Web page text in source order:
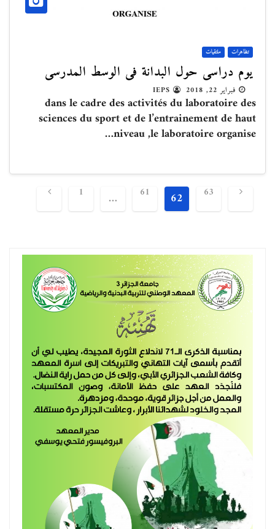
تظاهرات ملتقيات
يوم دراسي حول البدانة في الوسط المدرسي
فبراير 22, 2018
dans le cadre des activités du laboratoire des
sciences du sport et de l’entrainement de haut
niveau ,le laboratoire organise…
تصفّح
المقالات
1 … 61 62 63